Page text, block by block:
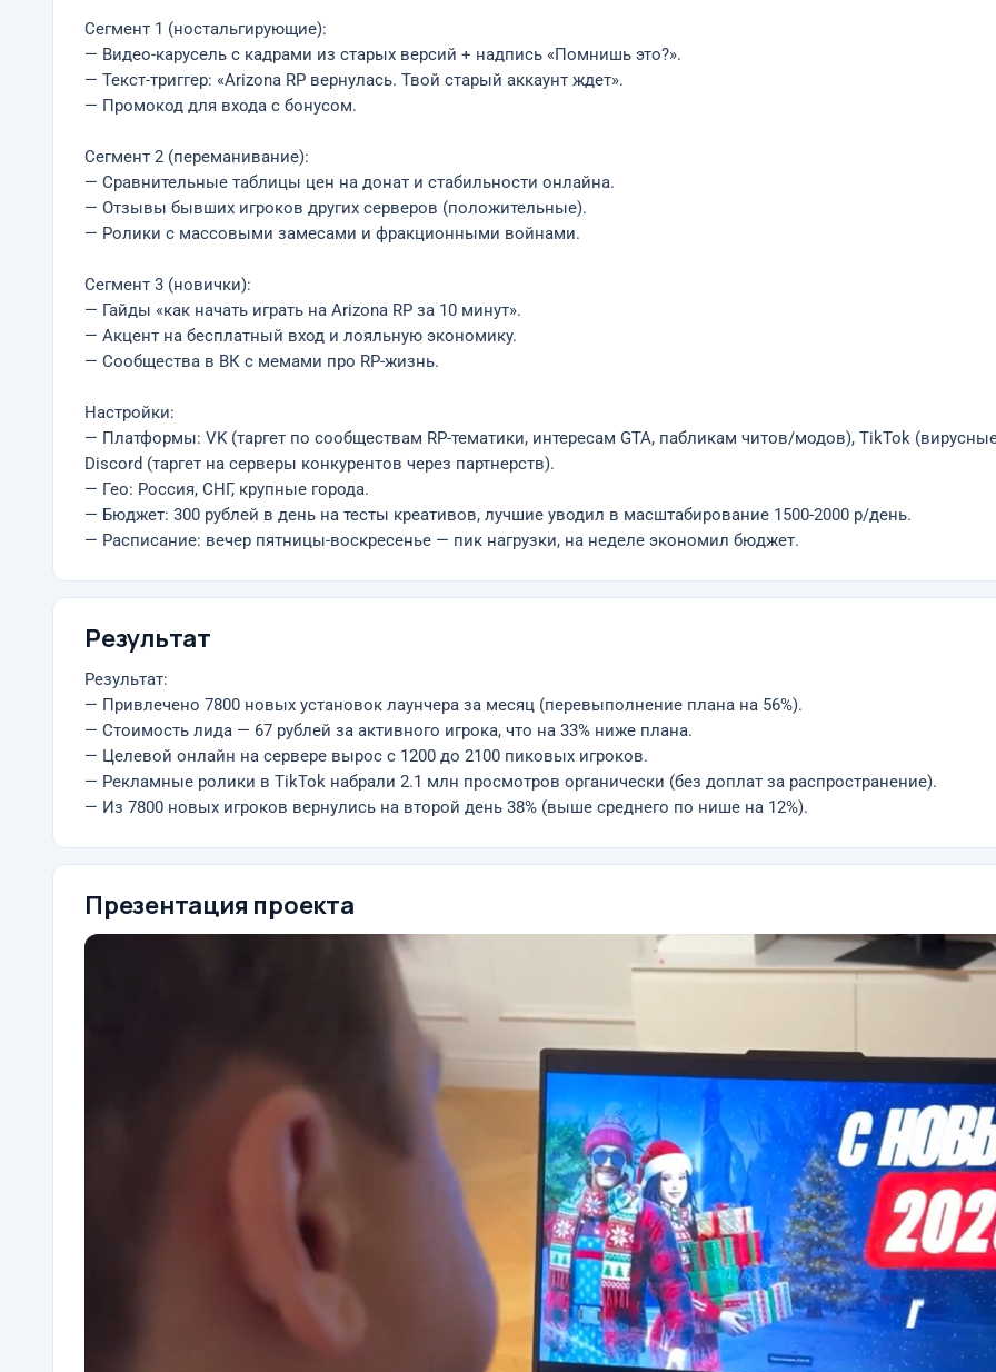
Сегмент 1 (ностальгирующие):
— Видео-карусель с кадрами из старых версий + надпись «Помнишь это?».
— Текст-триггер: «Arizona RP вернулась. Твой старый аккаунт ждет».
— Промокод для входа с бонусом.
Сегмент 2 (переманивание):
— Сравнительные таблицы цен на донат и стабильности онлайна.
— Отзывы бывших игроков других серверов (положительные).
— Ролики с массовыми замесами и фракционными войнами.
Сегмент 3 (новички):
— Гайды «как начать играть на Arizona RP за 10 минут».
— Акцент на бесплатный вход и лояльную экономику.
— Сообщества в ВК с мемами про RP-жизнь.
Настройки:
— Платформы: VK (таргет по сообществам RP-тематики, интересам GTA, пабликам читов/модов), TikTok
Discord (таргет на серверы конкурентов через партнерств).
— Гео: Россия, СНГ, крупные города.
— Бюджет: 300 рублей в день на тесты креативов, лучшие уводил в масштабирование 1500-2000 р/день.
— Расписание: вечер пятницы-воскресенье — пик нагрузки, на неделе экономил бюджет.
Результат
Результат:
— Привлечено 7800 новых установок лаунчера за месяц (перевыполнение плана на 56%).
— Стоимость лида — 67 рублей за активного игрока, что на 33% ниже плана.
— Целевой онлайн на сервере вырос с 1200 до 2100 пиковых игроков.
— Рекламные ролики в TikTok набрали 2.1 млн просмотров органически (без доплат за распространение).
— Из 7800 новых игроков вернулись на второй день 38% (выше среднего по нише на 12%).
Презентация проекта